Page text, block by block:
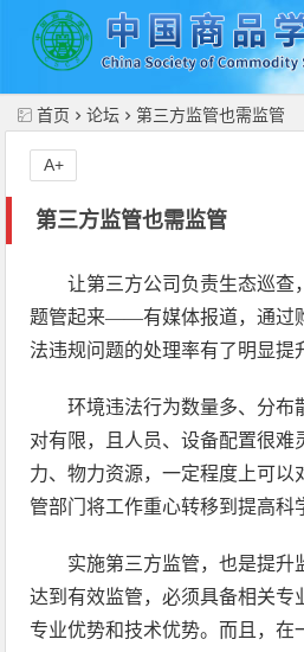
首页 论坛 第三方监管也需监管
第三方监管也需监管
A+
让第三方公司负责生态巡查
题管起来——有媒体报道，通过
法违规问题的处理率有了明显提
环境违法行为数量多、分布
对有限，且人员、设备配置很
力、物力资源，一定程度上可
管部门将工作重心转移到提高科
实施第三方监管，也是提
达到有效监管，必须具备相关
专业优势和技术优势。而且，